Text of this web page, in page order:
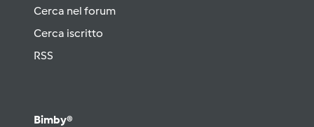
Cerca nel forum
Cerca iscritto
RSS
Bimby®